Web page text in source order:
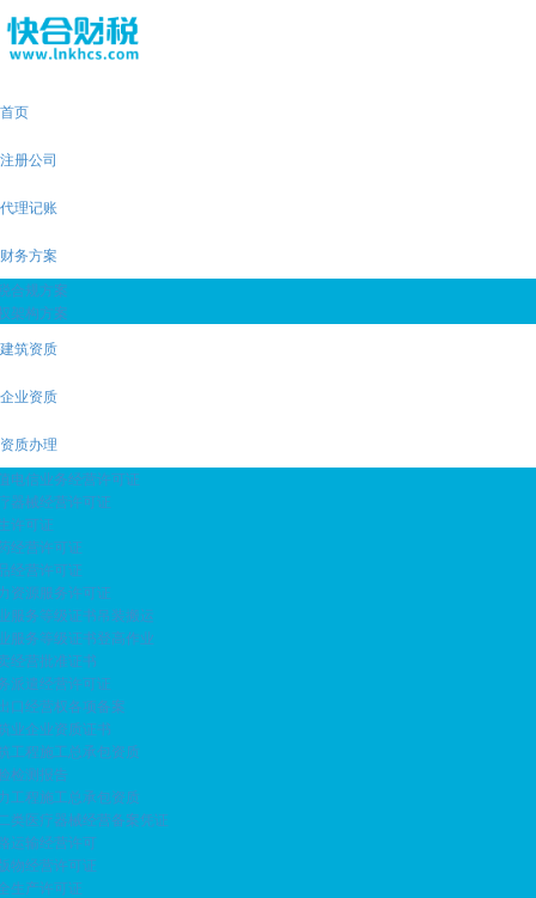
首页
注册公司
代理记账
财务方案
合规方案
架构方案
建筑资质
企业资质
资质办理
电信业务经营许可证
器械经营许可证
许可证
经营许可证
经营许可证
资源服务许可证
服务等级证书吊装搬运
服务等级证书登高作业
经营批准证书
派遣经营许可证
口经营权各项备案
业企业资质证书
工程施工总承包资质
检测报告
工程施工总承包资质
类医疗器械经营备案凭证
运输经营许可
物经营许可证
生产许可证